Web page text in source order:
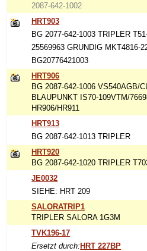
2087-642-1002
HRT903
BG 2077-642-1003 TRIPLER
25569963 GRUNDIG MKT4816-
BG20776421003
HRT906
BG 2087-642-1006 VS540AGB/
BLAUPUNKT IS70-109VTM/
HR906/HR911
HRT913
BG 2087-642-1013 TRIPLER
HRT920
BG 2087-642-1020 TRIPLER
JE0032
SIEHE: HRT 209
SALORATRIP1
TRIPLER SALORA 1G3M
TVK196-17
Ersetzt durch: HRT 227BP